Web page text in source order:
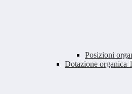
Posizioni
Dotazione organica 1